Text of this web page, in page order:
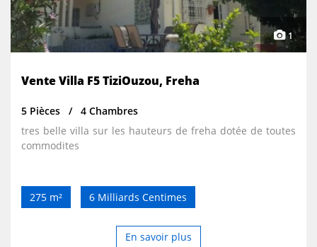
1
Vente Villa F5 TiziOuzou, Freha
5 Pièces
4 Chambres
tres belle villa sur les hauteurs de freha dotée de toutes
commodites
275 m² 6 Milliards Centimes
En savoir plus